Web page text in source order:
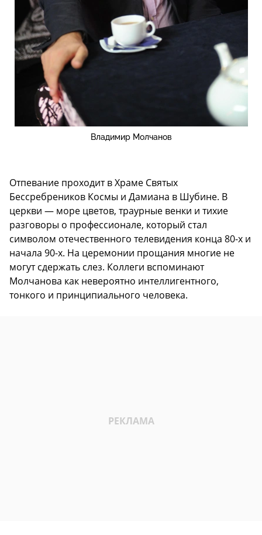
Владимир Молчанов
Отпевание проходит в Храме Святых
Бессребреников Космы и Дамиана в Шубине. В
церкви — море цветов, траурные венки и тихие
разговоры о профессионале, который стал
символом отечественного телевидения конца 80-х и
начала 90-х. На церемонии прощания многие не
могут сдержать слез. Коллеги вспоминают
Молчанова как невероятно интеллигентного,
тонкого и принципиального человека.